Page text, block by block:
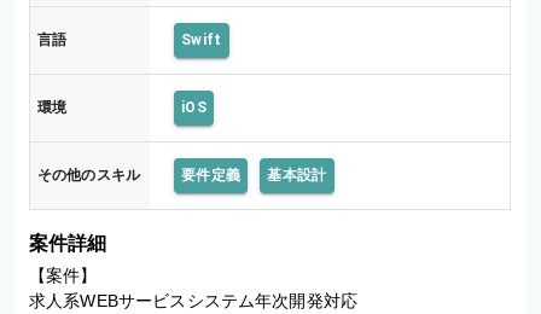
言語 Swift
環境 iOS
その他のスキル 要件定義 基本設計
案件詳細
【案件】
求人系WEBサービスシステム年次開発対応